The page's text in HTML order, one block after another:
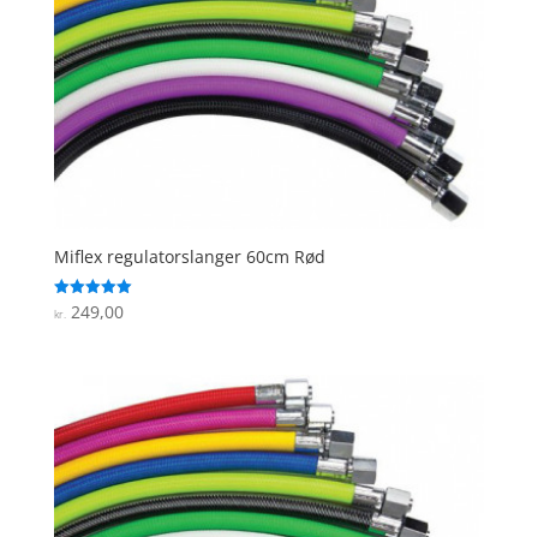
Miflex regulatorslanger 60cm Rød
Vurderet
5
kr. 249,00